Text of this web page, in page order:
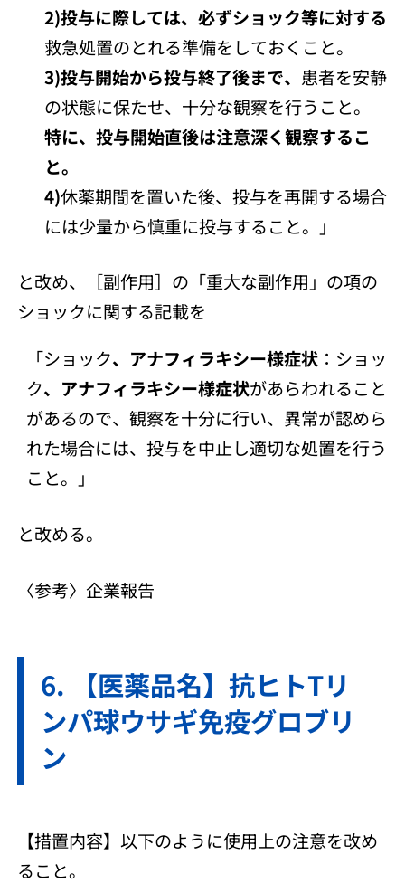
2)投与に際しては、必ずショック等に対する
救急処置のとれる準備をしておくこと。
3)投与開始から投与終了後まで、 患者を安静
の状態に保たせ、十分な観察を行うこと。
特に、投与開始直後は注意深く観察するこ
と。
4)休薬期間を置いた後、投与を再開する場合
には少量から慎重に投与すること。」
と改め、［副作用］の「重大な副作用」の項の
ショックに関する記載を
「ショック、アナフィラキシー様症状 ：ショッ
ク、アナフィラキシー様症状があらわれること
があるので、観察を十分に行い、異常が認めら
れた場合には、投与を中止し適切な処置を行う
こと。」
と改める。
〈参考〉企業報告
【医薬品名】抗ヒトTリ
ンパ球ウサギ免疫グロブリ
ン
【措置内容】以下のように使用上の注意を改め
ること。